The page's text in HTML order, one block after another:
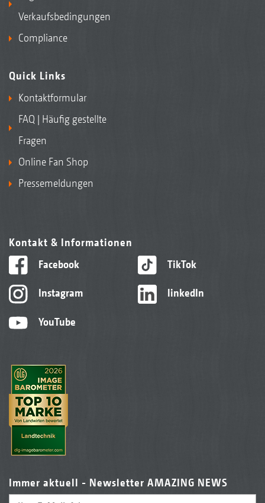
Verkaufsbedingungen
Compliance
Quick Links
Kontaktformular
FAQ | Häufig gestellte
Fragen
Online Fan Shop
Pressemeldungen
Kontakt & Informationen
Facebook
Instagram
YouTube
TikTok
linkedIn
Immer aktuell - Newsletter AMAZING NEWS